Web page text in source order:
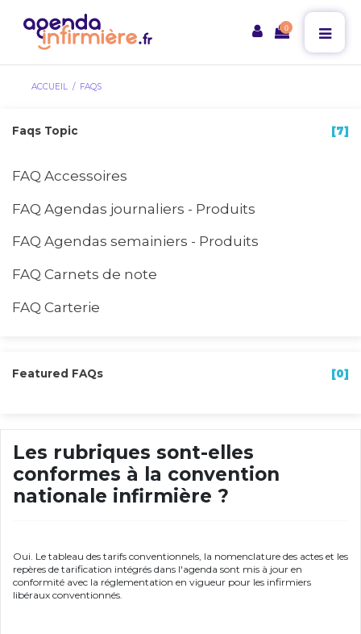
0
ACCUEIL FAQS
Faqs Topic [7]
FAQ Accessoires
FAQ Agendas journaliers - Produits
FAQ Agendas semainiers - Produits
FAQ Carnets de note
FAQ Carterie
Featured FAQs [0]
Les rubriques sont-elles
conformes à la convention
nationale infirmière ?
Oui. Le tableau des tarifs conventionnels, la nomenclature des actes et les
repères de tarification intégrés dans l'agenda sont mis à jour en
conformité avec la réglementation en vigueur pour les infirmiers
libéraux conventionnés.